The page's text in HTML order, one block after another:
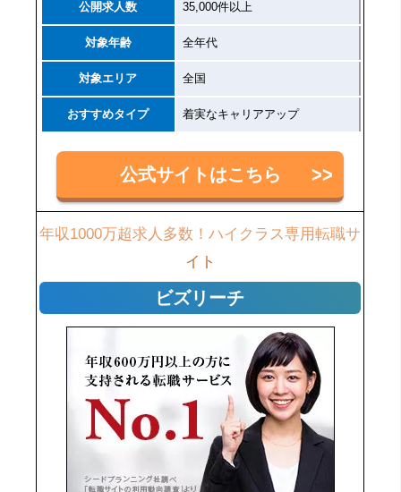
公開求人数 35,000件以上
対象年齢 全年代
対象エリア 全国
おすすめタイプ 着実なキャリアアップ
公式サイトはこちら
年収1000万超求人多数！ハイクラス専用転職サ
イト
ビズリーチ